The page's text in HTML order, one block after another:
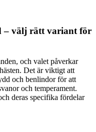
– välj rätt variant för
och valet påverkar
Det är viktigt att
och benlindor för att
och temperament.
deras specifika fördelar